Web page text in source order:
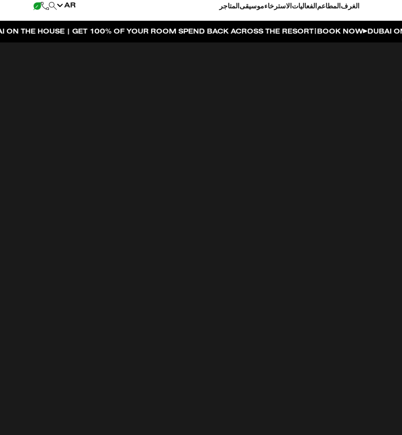
الغرف المطاعم الفعاليات الاسترخاءموسيقى المتاجر AR
| GET 100% OF YOUR ROOM SPEND BACK ACROSS THE RESORT|BOOK NOW DUBAI ON THE HOUSE |